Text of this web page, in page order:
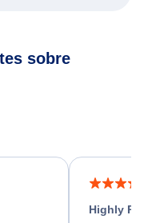
sobre
Highly